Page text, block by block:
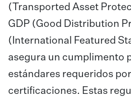
(Transported Asset
GDP (Good Distribution
(International Featured
asegura un cumplimento
estándares requeridos
certificaciones. Estas